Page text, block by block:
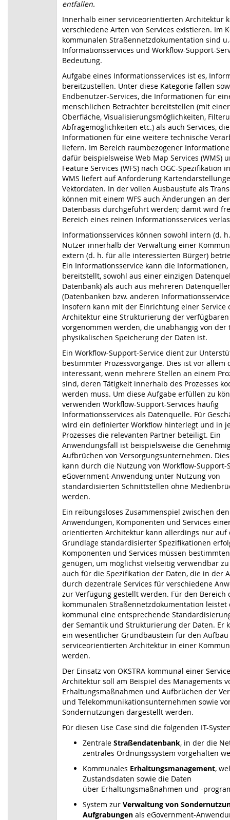
entfallen.
Innerhalb einer serviceorientierten Architektur
verschiedene Arten von Services existieren. Im
kommunalen Straßennetzdokumentation sind
Informationsservices und Workflow-Support-
Bedeutung.
Aufgabe eines Informationsservices ist es,
bereitzustellen. Unter diese Kategorie fallen
Endbenutzer-Services, die Informationen für
menschlichen Betrachter bereitstellen (mit
Oberfläche, Visualisierungsmöglichkeiten,
Abfragemöglichkeiten etc.) als auch Services, die
Informationen für eine weitere technische
liefern. Im Bereich raumbezogener
dafür beispielsweise Web Map Services (WMS)
Feature Services (WFS) nach OGC-Spezifikation
WMS liefert auf Anforderung
Vektordaten. In der vollen Ausbaustufe als
können mit einem WFS auch Änderungen an
Datenbasis durchgeführt werden; damit wird
Bereich eines reinen Informationsservices
Informationsservices können sowohl intern (d.
Nutzer innerhalb der Verwaltung einer
extern (d. h. für alle interessierten Bürger)
Ein Informationsservice kann die
bereitstellt, sowohl aus einer einzigen
Datenbank) als auch aus mehreren
(Datenbanken bzw. anderen
Insofern kann mit der Einrichtung einer Service
Architektur eine Strukturierung der
vorgenommen werden, die unabhängig von der
physikalischen Speicherung der Daten ist.
Ein Workflow-Support-Service dient zur
bestimmter Prozessvorgänge. Dies ist vor allem
interessant, wenn mehrere Stellen an einem
sind, deren Tätigkeit innerhalb des Prozesses
werden muss. Um diese Aufgabe erfüllen zu
verwenden Workflow-Support-Services häufig
Informationsservices als Datenquelle. Für
wird ein definierter Workflow hinterlegt und in
Prozesses die relevanten Partner beteiligt. Ein
Anwendungsfall ist beispielsweise die
Aufbrüchen von Versorgungsunternehmen.
kann durch die Nutzung von Workflow-Support-
eGovernment-Anwendung unter Nutzung von
standardisierten Schnittstellen ohne
werden.
Ein reibungsloses Zusammenspiel zwischen
Anwendungen, Komponenten und Services
orientierten Architektur kann allerdings nur auf
Grundlage standardisierter Spezifikationen
Komponenten und Services müssen
genügen, um möglichst vielseitig verwendbar
auch für die Spezifikation der Daten, die in der
durch dezentrale Services für verschiedene
zur Verfügung gestellt werden. Für den Bereich
kommunalen Straßennetzdokumentation leistet
kommunal eine entsprechende
der Semantik und Strukturierung der Daten. Er
ein wesentlicher Grundbaustein für den
serviceorientierten Architektur in einer
werden.
Der Einsatz von OKSTRA kommunal einer
Architektur soll am Beispiel des Managements
Erhaltungsmaßnahmen und Aufbrüchen der
und Telekommunikationsunternehmen sowie
Sondernutzungen dargestellt werden.
Für diesen Use Case sind die folgenden IT-
Zentrale Straßendatenbank, in der die
zentrales Ordnungssystem vorgehalten
Kommunales Erhaltungsmanagement,
Zustandsdaten sowie die Daten
über Erhaltungsmaßnahmen und -
System zur Verwaltung von
Aufgrabungen als eGovernment-